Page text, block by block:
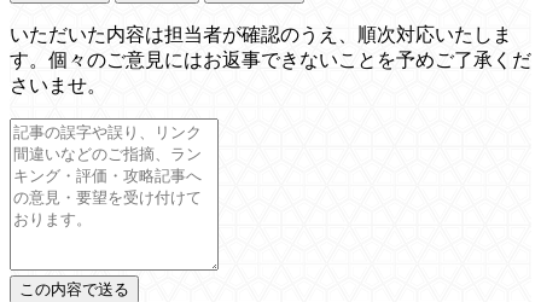
いただいた内容は担当者が確認のうえ、順次対応いたしま
す。個々のご意見にはお返事できないことを予めご了承くだ
さいませ。